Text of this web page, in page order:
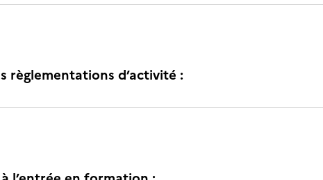
règlementations d’activité :